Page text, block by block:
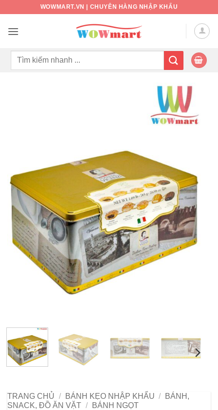
nội
WOWMART.VN | CHUYÊN HÀNG NHẬP KHẨU
Tìm
TRANG CHỦ / BÁNH KẸO NHẬP KHẨU /
BÁNH,
SNACK, ĐỒ ĂN VẶT / BÁNH NGỌT